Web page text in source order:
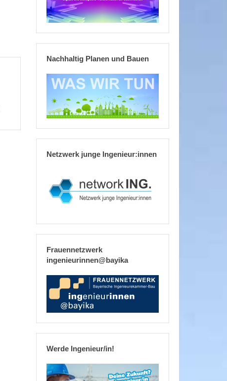
Nachhaltig Planen und Bauen
Netzwerk junge Ingenieur:innen
Frauennetzwerk
ingenieurinnen@bayika
Werde Ingenieur/in!